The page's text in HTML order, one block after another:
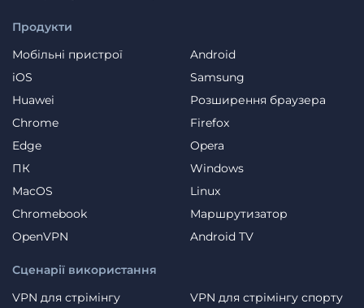
Продукти
Мобільні пристрої
Android
iOS
Samsung
Huawei
Розширення браузера
Chrome
Firefox
Edge
Opera
ПК
Windows
MacOS
Linux
Chromebook
Маршрутизатор
OpenVPN
Android TV
Сценарії використання
VPN для стрімінгу
VPN для стрімінгу спорту